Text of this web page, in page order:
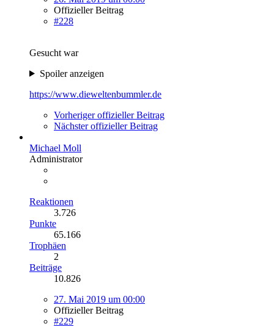
Offizieller Beitrag
#228
Gesucht war
Spoiler anzeigen
https://www.dieweltenbummler.de
Vorheriger offizieller Beitrag
Nächster offizieller Beitrag
Michael Moll
Administrator
Reaktionen
3.726
Punkte
65.166
Trophäen
2
Beiträge
10.826
27. Mai 2019 um 00:00
Offizieller Beitrag
#229